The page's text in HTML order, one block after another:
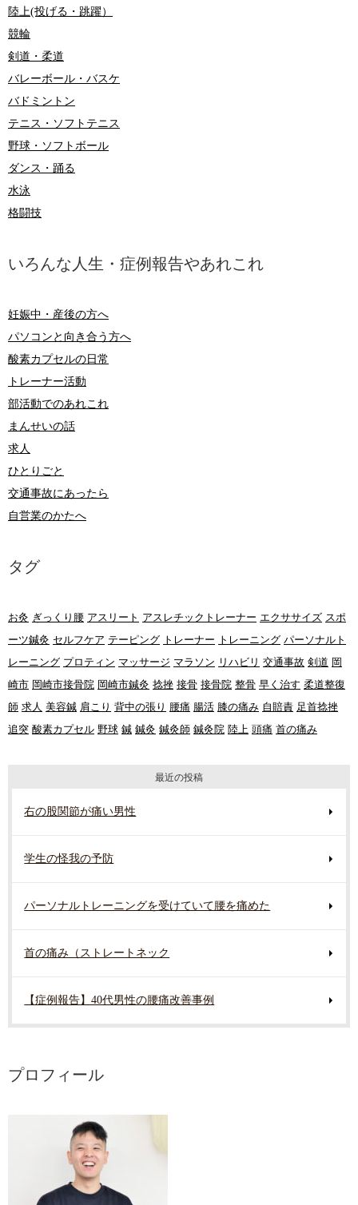
陸上(投げる・跳躍）
競輪
剣道・柔道
バレーボール・バスケ
バドミントン
テニス・ソフトテニス
野球・ソフトボール
ダンス・踊る
水泳
格闘技
いろんな人生・症例報告やあれこれ
妊娠中・産後の方へ
パソコンと向き合う方へ
酸素カプセルの日常
トレーナー活動
部活動でのあれこれ
まんせいの話
求人
ひとりごと
交通事故にあったら
自営業のかたへ
タグ
お灸 ぎっくり腰 アスリート アスレチックトレーナー エクササイズ スポ
ーツ鍼灸 セルフケア テーピング トレーナー トレーニング パーソナルト
レーニング プロティン マッサージ マラソン リハビリ 交通事故 剣道 岡
崎市 岡崎市接骨院 岡崎市鍼灸 捻挫 接骨 接骨院 整骨 早く治す 柔道整復
師 求人 美容鍼 肩こり 背中の張り 腰痛 腸活 膝の痛み 自賠責 足首捻挫
追突 酸素カプセル 野球 鍼 鍼灸 鍼灸師 鍼灸院 陸上 頭痛 首の痛み
最近の投稿
右の股関節が痛い男性
学生の怪我の予防
パーソナルトレーニングを受けていて腰を痛めた
首の痛み（ストレートネック
【症例報告】40代男性の腰痛改善事例
プロフィール